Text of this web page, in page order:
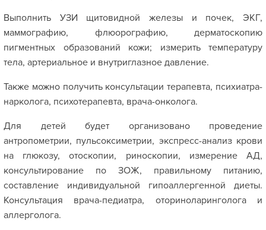
Выполнить УЗИ щитовидной железы и почек, ЭКГ,
маммографию, флюорографию, дерматоскопию
пигментных образований кожи; измерить температуру
тела, артериальное и внутриглазное давление.
Также можно получить консультации терапевта, психиатра-
нарколога, психотерапевта, врача-онколога.
Для детей будет организовано проведение
антропометрии, пульсоксиметрии, экспресс-анализ крови
на глюкозу, отоскопии, риноскопии, измерение АД,
консультирование по ЗОЖ, правильному питанию,
составление индивидуальной гипоаллергенной диеты.
Консультация врача-педиатра, оториноларинголога и
аллерголога.